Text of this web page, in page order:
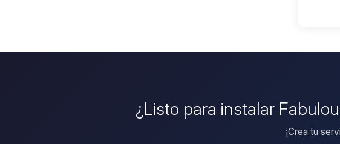
¿Listo para instalar
¡Crea tu